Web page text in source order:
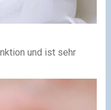
und ist sehr